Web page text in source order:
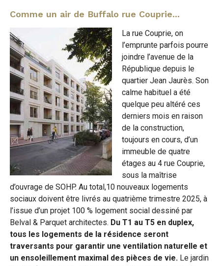
Comme un air de Buffalo rue Couprie...
La rue Couprie, on
l’emprunte parfois pourre
joindre l’avenue de la
République depuis le
quartier Jean Jaurès. Son
calme habituel a été
quelque peu altéré ces
derniers mois en raison
de la construction,
toujours en cours, d’un
immeuble de quatre
étages au 4 rue Couprie,
sous la maîtrise
d’ouvrage de SOHP. Au total,10 nouveaux logements
sociaux doivent être livrés au quatrième trimestre 2025, à
l’issue d’un projet 100 % logement social dessiné par
Belval & Parquet architectes. Du T1 au T5 en duplex,
tous les logements de la résidence seront
traversants pour garantir une ventilation naturelle et
un ensoleillement maximal des pièces de vie. Le jardin